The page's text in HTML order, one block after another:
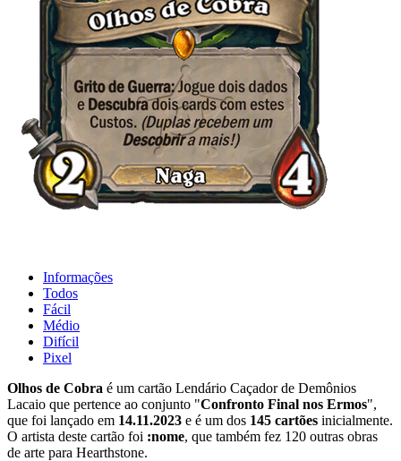
Informações
Todos
Fácil
Médio
Difícil
Pixel
Olhos de Cobra é um cartão Lendário Caçador de Demônios
Lacaio que pertence ao conjunto "Confronto Final nos Ermos",
que foi lançado em 14.11.2023 e é um dos 145 cartões inicialmente.
O artista deste cartão foi :nome, que também fez 120 outras obras
de arte para Hearthstone.